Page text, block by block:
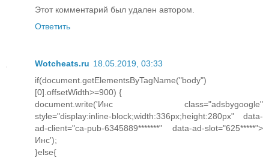
Этот комментарий был удален автором.
Ответить
Wotcheats.ru 18.05.2019, 03:33
if(document.getElementsByTagName("body")
[0].offsetWidth>=900) {
document.write('Инс class="adsbygoogle"
style="display:inline-block;width:336px;height:280px" data-
ad-client="ca-pub-6345889*******" data-ad-slot="625*****">
Инс');
}else{